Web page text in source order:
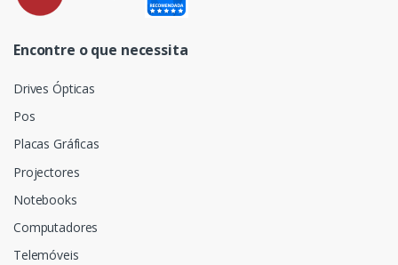
Encontre o que necessita
Drives Ópticas
Pos
Placas Gráficas
Projectores
Notebooks
Computadores
Telemóveis